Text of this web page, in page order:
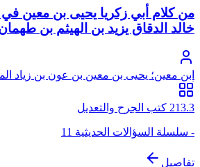
من كلام أبي زكريا يحيى بن معين في
خالد الدقاق يزيد بن الهيثم بن
ابن معين؛ يحيى بن معين بن عون بن زياد
أبو زكريا
213.3 كتب الجرح والتعديل
- سلسلة السؤالات الحديثية 11
تفاصيل